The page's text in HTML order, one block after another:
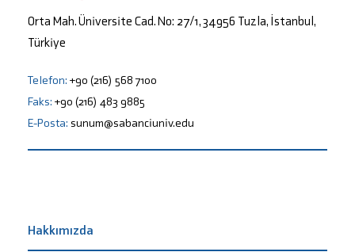
Orta Mah. Üniversite Cad. No: 27/1, 34956 Tuzla, İstanbul,
Türkiye
Telefon: +90 (216) 568 7100
Faks: +90 (216) 483 9885
E-Posta: sunum@sabanciuniv.edu
Hakkımızda